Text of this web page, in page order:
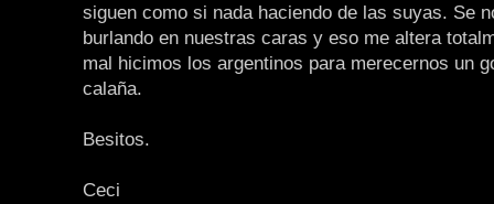
siguen como si nada haciendo de las suyas. Se
burlando en nuestras caras y eso me altera
mal hicimos los argentinos para merecernos un
calaña.
Besitos.
Ceci